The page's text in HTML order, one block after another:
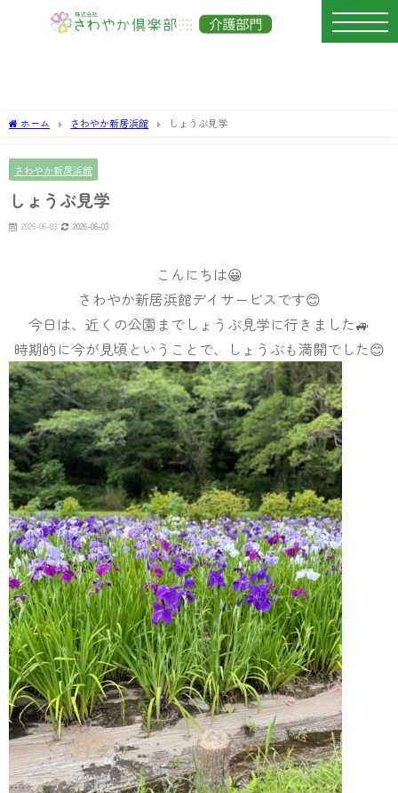
ホーム さわやか新居浜館 しょうぶ見学
さわやか新居浜館
しょうぶ見学
2026-06-03 2026-06-03
こんにちは😀
さわやか新居浜館デイサービスです😊
今日は、近くの公園までしょうぶ見学に行きました🚙
時期的に今が見頃ということで、しょうぶも満開でした😊